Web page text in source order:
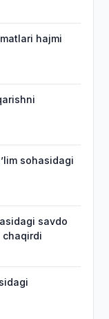
hajmi
sohasidagi
savdo
chaqirdi